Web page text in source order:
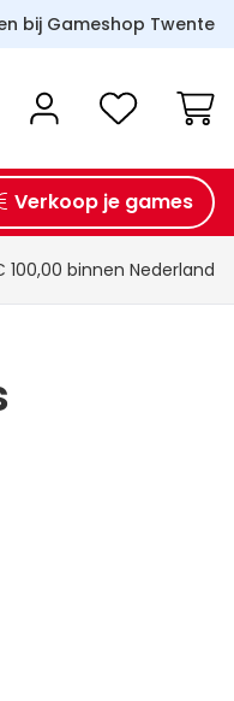
bij Gameshop Twente
Verkoop je games
binnen Nederland